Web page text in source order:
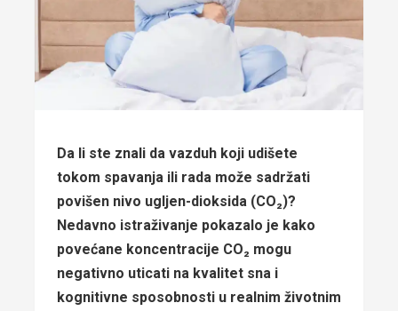
Da li ste znali da vazduh koji udišete
tokom spavanja ili rada može sadržati
povišen nivo ugljen-dioksida (CO₂)?
Nedavno istraživanje pokazalo je kako
povećane koncentracije CO₂ mogu
negativno uticati na kvalitet sna i
kognitivne sposobnosti u realnim životnim